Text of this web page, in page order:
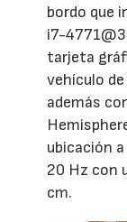
bordo que
i7-
tarjeta
vehículo
además
ubicación
20 Hz con
cm.